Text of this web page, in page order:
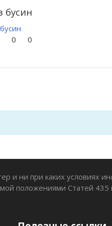
бусин
0
0
и ни при каких условиях
положениями Статей 435